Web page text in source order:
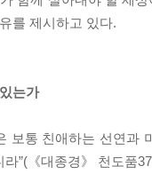
를 제시하고 있다.
는가
보통 친애하는 선연
”(《대종경》 천도품